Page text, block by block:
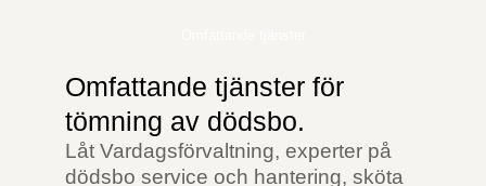
Omfattande tjänster för
tömning av dödsbo.
Låt Vardagsförvaltning, experter på
dödsbo service och hantering, sköta